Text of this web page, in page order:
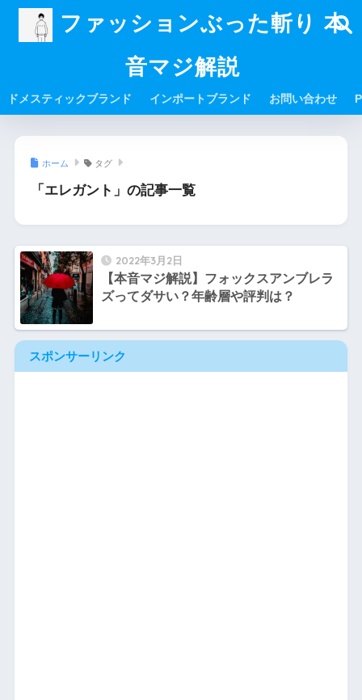
ファッションぶった斬り 本
音マジ解説
ドメスティックブランド インポートブランド お問い合わせ
ホーム タグ
「エレガント」の記事一覧
2022年3月2日
【本音マジ解説】フォックスアンブレラ
ズってダサい？年齢層や評判は？
スポンサーリンク